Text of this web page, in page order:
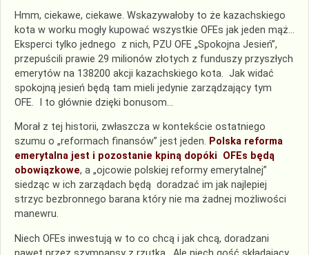
Hmm, ciekawe, ciekawe. Wskazywałoby to że kazachskiego
kota w worku mogły kupować wszystkie OFEs jak jeden mąż…
Eksperci tylko jednego z nich, PZU OFE „Spokojna Jesień”,
przepuścili prawie 29 milionów złotych z funduszy przyszłych
emerytów na 138200 akcji kazachskiego kota. Jak widać
spokojną jesień będą tam mieli jedynie zarządzający tym
OFE. I to głównie dzięki bonusom…
Morał z tej historii, zwłaszcza w kontekście ostatniego
szumu o „reformach finansów” jest jeden. Polska reforma
emerytalna jest i pozostanie kpiną dopóki OFEs będą
obowiązkowe, a „ojcowie polskiej reformy emerytalnej”
siedząc w ich zarządach będą doradzać im jak najlepiej
strzyc bezbronnego barana który nie ma żadnej możliwości
manewru.
Niech OFEs inwestują w to co chcą i jak chcą, doradzani